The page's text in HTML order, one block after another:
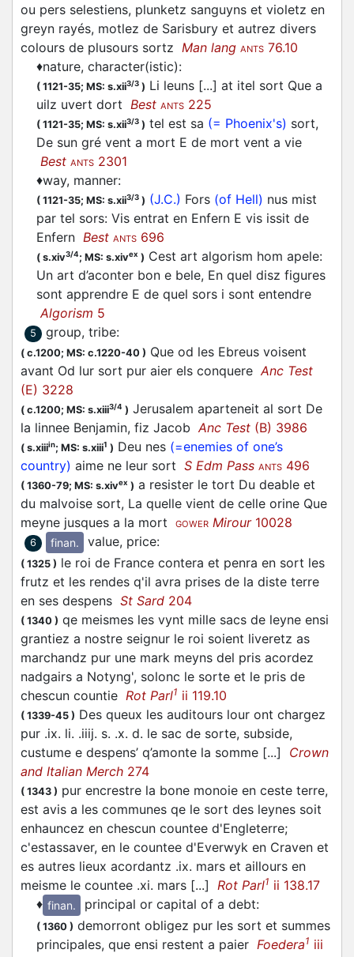
ou pers selestiens, plunketz sanguyns et violetz en
greyn rayés, motlez de Sarisbury et autrez divers
colours de plusours sortz Man lang ANTS 76.10
♦nature, character(istic):
( 1121-35; MS: s.xii3/3 ) Li leuns [...] at itel sort Que a
uilz uvert dort Best ANTS 225
( 1121-35; MS: s.xii3/3 ) tel est sa (= Phoenix's) sort,
De sun gré vent a mort E de mort vent a vie
Best ANTS 2301
♦way, manner:
( 1121-35; MS: s.xii3/3 ) (J.C.) Fors (of Hell) nus mist
par tel sors: Vis entrat en Enfern E vis issit de
Enfern Best ANTS 696
( s.xiv3/4; MS: s.xivex ) Cest art algorism hom apele:
Un art d’aconter bon e bele, En quel disz figures
sont apprendre E de quel sors i sont entendre
Algorism 5
5 group, tribe:
( c.1200; MS: c.1220-40 ) Que od les Ebreus voisent
avant Od lur sort pur aier els conquereAnc Test
(E) 3228
( c.1200; MS: s.xiii3/4 ) Jerusalem aparteneit al sort De
la linnee Benjamin, fiz JacobAnc Test (B) 3986
( s.xiiiin; MS: s.xiii1 ) Deu nes (=enemies of one’s
country) aime ne leur sort S Edm Pass ANTS 496
( 1360-79; MS: s.xivex ) a resister le tort Du deable et
du malvoise sort, La quelle vient de celle orine Que
meyne jusques a la mort
GOWER Mirour10028
6 finan. value, price:
( 1325 ) le roi de France contera et penra en sort les
frutz et les rendes q'il avra prises de la diste terre
en ses despens St Sard 204
( 1340 ) qe meismes les vynt mille sacs de leyne ensi
grantiez a nostre seignur le roi soient liveretz as
marchandz pur une mark meyns del pris acordez
nadgairs a Notyng', solonc le sorte et le pris de
chescun countie Rot Parl1 ii 119.10
( 1339-45 ) Des queux les auditours lour ont chargez
pur .ix. li. .iiij. s. .x. d. le sac de sorte, subside,
custume e despens’ q’amonte la somme [...] Crown
and Italian Merch 274
( 1343 ) pur encrestre la bone monoie en ceste terre,
est avis a les communes qe le sort des leynes soit
enhauncez en chescun countee d'Engleterre;
c'estassaver, en le countee d'Everwyk en Craven et
es autres lieux acordantz .ix. mars et aillours en
meisme le countee .xi. mars [...] Rot Parl1 ii 138.17
♦ finan. principal or capital of a debt:
( 1360 ) demorront obligez pur les sort et summes
principales, que ensi restent a paier Foedera1 iii